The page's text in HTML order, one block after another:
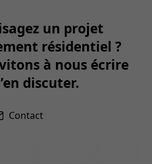
un projet
résidentiel ?
à nous écrire
discuter.
Contact